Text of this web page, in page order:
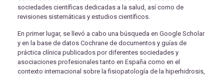
sociedades científicas dedicadas a la salud, así como de
revisiones sistemáticas y estudios científicos.
En primer lugar, se llevó a cabo una búsqueda en Google Scholar
y en la base de datos Cochrane de documentos y guías de
práctica clínica publicados por diferentes sociedades y
asociaciones profesionales tanto en España como en el
contexto internacional sobre la fisiopatología de la hiperhidrosis,